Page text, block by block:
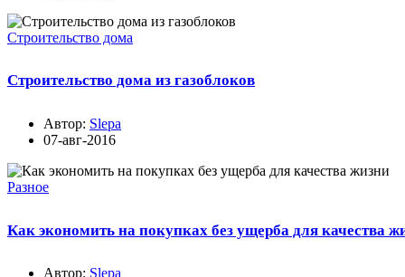
Строительство дома
Строительство дома из газоблоков
Автор: Slepa
07-авг-2016
Разное
Как экономить на покупках без ущерба для качества
Автор: Slepa